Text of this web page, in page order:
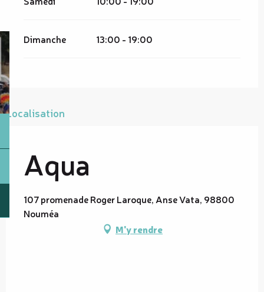
Dimanche 13:00 - 19:00
Localisation
Aqua
107 promenade Roger Laroque, Anse Vata, 98800
Nouméa
M'y rendre